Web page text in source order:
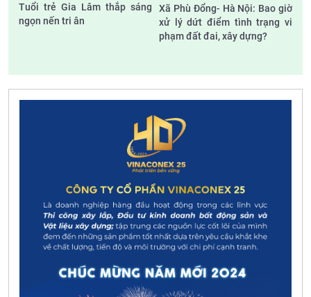
Tuổi trẻ Gia Lâm thắp sáng
ngọn nến tri ân
Xã Phù Đổng- Hà Nội: Bao giờ
xử lý dứt điểm tình trạng vi
phạm đất đai, xây dựng?